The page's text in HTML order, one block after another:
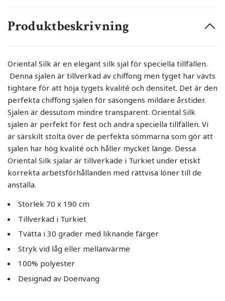
Produktbeskrivning
Oriental Silk är en elegant silk sjal för speciella tillfällen.
Denna sjalen är tillverkad av chiffong men tyget har vävts
tightare för att höja tygets kvalité och densitet. Det är den
perfekta chiffong sjalen för säsongens mildare årstider.
Sjalen är dessutom mindre transparent. Oriental Silk
sjalen är perfekt för fest och andra speciella tillfällen. Vi
är särskilt stolta över de perfekta sömmarna som gör att
sjalen har hög kvalité och håller mycket länge. Dessa
Oriental Silk sjalar är tillverkade i Turkiet under etiskt
korrekta arbetsförhållanden med rättvisa löner till de
anställa.
Storlek 70 x 190 cm
Tillverkad i Turkiet
Tvätta i 30 grader med liknande färger
Stryk vid låg eller mellanvärme
100% polyester
Designad av Doenvang